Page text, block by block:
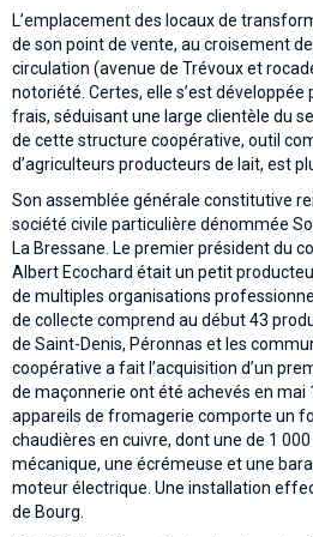
L’emplacement des locaux de
de son point de vente, au croisement
circulation (avenue de Trévoux et
notoriété. Certes, elle s’est
frais, séduisant une large clientèle du
de cette structure coopérative, outil
d’agriculteurs producteurs de lait, est
Son assemblée générale constitutive
société civile particulière dénommée
La Bressane. Le premier président du
Albert Ecochard était un petit
de multiples organisations
de collecte comprend au début 43
de Saint-Denis, Péronnas et les
coopérative a fait l’acquisition d’un
de maçonnerie ont été achevés en mai
appareils de fromagerie comporte un
chaudières en cuivre, dont une de 1
mécanique, une écrémeuse et une
moteur électrique. Une installation
de Bourg.